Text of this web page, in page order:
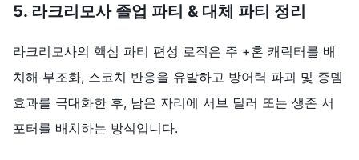
5. 라크리모사 졸업 파티 & 대체 파티 정리
라크리모사의 핵심 파티 편성 로직은 주 +혼 캐릭터를 배
치해 부조화, 스코치 반응을 유발하고 방어력 파괴 및 증뎀
효과를 극대화한 후, 남은 자리에 서브 딜러 또는 생존 서
포터를 배치하는 방식입니다.